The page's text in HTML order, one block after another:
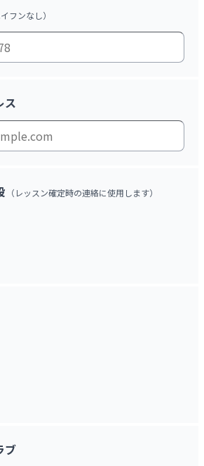
イフンなし）
ス
（レッスン確定時の連絡に使用します）
ブ